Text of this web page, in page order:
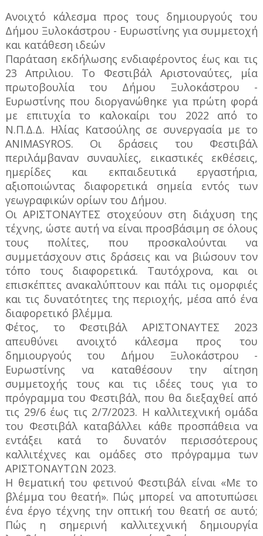
Ανοιχτό κάλεσμα προς τους δημιουργούς του
Δήμου Ξυλοκάστρου - Ευρωστίνης για συμμετοχή
και κατάθεση ιδεών
Παράταση εκδήλωσης ενδιαφέροντος έως και τις
23 Απριλιου. Το Φεστιβάλ Αριστοναύτες, μία
πρωτοβουλία του Δήμου Ξυλοκάστρου -
Ευρωστίνης που διοργανώθηκε για πρώτη φορά
με επιτυχία το καλοκαίρι του 2022 από το
Ν.Π.Δ.Δ. Ηλίας Κατσούλης σε συνεργασία με το
ANIMASYROS. Οι δράσεις του Φεστιβάλ
περιλάμβαναν συναυλίες, εικαστικές εκθέσεις,
ημερίδες και εκπαιδευτικά εργαστήρια,
αξιοποιώντας διαφορετικά σημεία εντός των
γεωγραφικών ορίων του Δήμου.
Οι ΑΡΙΣΤΟΝΑΥΤΕΣ στοχεύουν στη διάχυση της
τέχνης, ώστε αυτή να είναι προσβάσιμη σε όλους
τους πολίτες, που προσκαλούνται να
συμμετάσχουν στις δράσεις και να βιώσουν τον
τόπο τους διαφορετικά. Ταυτόχρονα, και οι
επισκέπτες ανακαλύπτουν και πάλι τις ομορφιές
και τις δυνατότητες της περιοχής, μέσα από ένα
διαφορετικό βλέμμα.
Φέτος, το Φεστιβάλ ΑΡΙΣΤΟΝΑΥΤΕΣ 2023
απευθύνει ανοιχτό κάλεσμα προς του
δημιουργούς του Δήμου Ξυλοκάστρου -
Ευρωστίνης να καταθέσουν την αίτηση
συμμετοχής τους και τις ιδέες τους για το
πρόγραμμα του Φεστιβάλ, που θα διεξαχθεί από
τις 29/6 έως τις 2/7/2023. Η καλλιτεχνική ομάδα
του Φεστιβάλ καταβάλλει κάθε προσπάθεια να
εντάξει κατά το δυνατόν περισσότερους
καλλιτέχνες και ομάδες στο πρόγραμμα των
ΑΡΙΣΤΟΝΑΥΤΩΝ 2023.
Η θεματική του φετινού Φεστιβάλ είναι «Με το
βλέμμα του θεατή». Πώς μπορεί να αποτυπώσει
ένα έργο τέχνης την οπτική του θεατή σε αυτό;
Πώς η σημερινή καλλιτεχνική δημιουργία